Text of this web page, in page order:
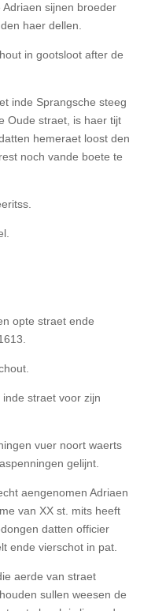
sijnen broeder
haer dellen.
in gootsloot after de
inde Sprangsche steeg
Oude straet, is haer tijt
hemeraet loost den
noch vande boete te
straet ende
straet voor zijn
vuer noort waerts
gelijnt.
aengenomen Adriaen
van XX st. mits heeft
datten officier
ende vierschot in pat.
aerde van straet
sullen weesen de